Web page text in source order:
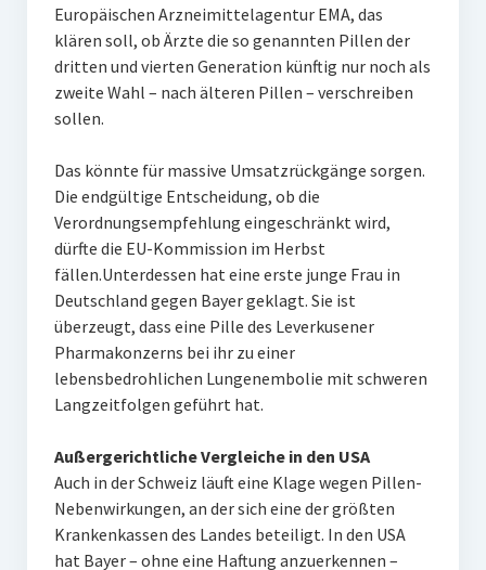
Europäischen Arzneimittelagentur EMA, das
klären soll, ob Ärzte die so genannten Pillen der
dritten und vierten Generation künftig nur noch als
zweite Wahl – nach älteren Pillen – verschreiben
sollen.
Das könnte für massive Umsatzrückgänge sorgen.
Die endgültige Entscheidung, ob die
Verordnungsempfehlung eingeschränkt wird,
dürfte die EU-Kommission im Herbst
fällen.Unterdessen hat eine erste junge Frau in
Deutschland gegen Bayer geklagt. Sie ist
überzeugt, dass eine Pille des Leverkusener
Pharmakonzerns bei ihr zu einer
lebensbedrohlichen Lungenembolie mit schweren
Langzeitfolgen geführt hat.
Außergerichtliche Vergleiche in den USA
Auch in der Schweiz läuft eine Klage wegen Pillen-
Nebenwirkungen, an der sich eine der größten
Krankenkassen des Landes beteiligt. In den USA
hat Bayer – ohne eine Haftung anzuerkennen –